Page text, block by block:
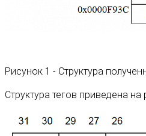
Рисунок 1 - Структура
Структура тегов приведена